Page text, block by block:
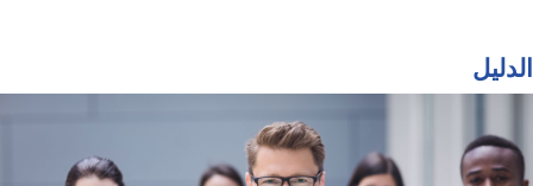
الدليل